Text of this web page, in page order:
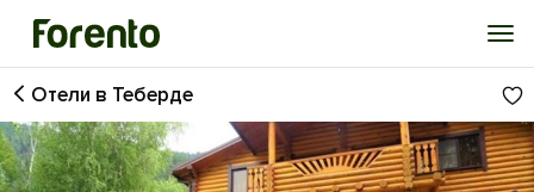
Войти
Избранное
Отели в Теберде